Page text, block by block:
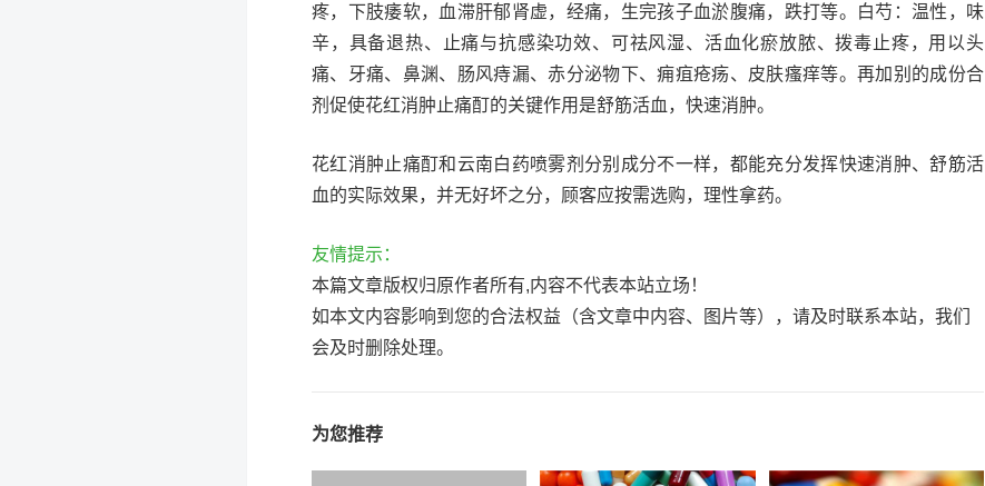
疼，下肢痿软，血滞肝郁肾虚，经痛，生完孩子血淤腹痛，跌打等。白芍：温性，味
辛，具备退热、止痛与抗感染功效、可祛风湿、活血化瘀放脓、拨毒止疼，用以头
痛、牙痛、鼻渊、肠风痔漏、赤分泌物下、痈疽疮疡、皮肤瘙痒等。再加别的成份合
剂促使花红消肿止痛酊的关键作用是舒筋活血，快速消肿。
花红消肿止痛酊和云南白药喷雾剂分别成分不一样，都能充分发挥快速消肿、舒筋活
血的实际效果，并无好坏之分，顾客应按需选购，理性拿药。
友情提示：
本篇文章版权归原作者所有,内容不代表本站立场！
如本文内容影响到您的合法权益（含文章中内容、图片等），请及时联系本站，我们
会及时删除处理。
为您推荐